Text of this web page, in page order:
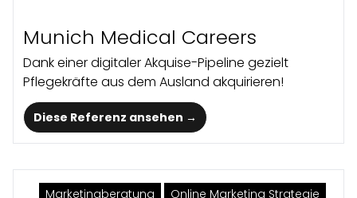
Munich Medical Careers
Dank einer digitaler Akquise-Pipeline gezielt
Pflegekräfte aus dem Ausland akquirieren!
Diese Referenz ansehen →
Marketingberatung
Online Marketing Strategie